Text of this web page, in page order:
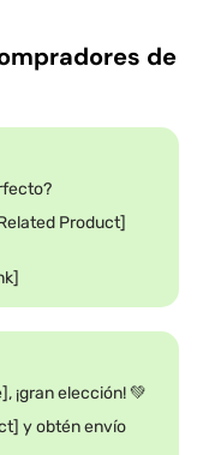
de
Product]
¡gran elección! 💚
y obtén envío